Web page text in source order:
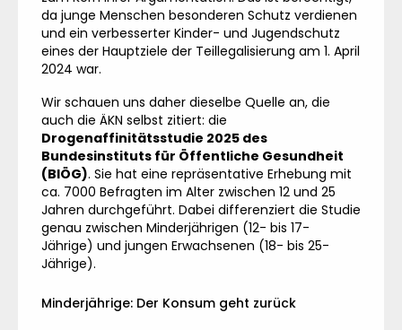
da junge Menschen besonderen Schutz verdienen
und ein verbesserter Kinder- und Jugendschutz
eines der Hauptziele der Teillegalisierung am 1. April
2024 war.
Wir schauen uns daher dieselbe Quelle an, die
auch die ÄKN selbst zitiert: die
Drogenaffinitätsstudie 2025 des
Bundesinstituts für Öffentliche Gesundheit
(BIÖG). Sie hat eine repräsentative Erhebung mit
ca. 7000 Befragten im Alter zwischen 12 und 25
Jahren durchgeführt. Dabei differenziert die Studie
genau zwischen Minderjährigen (12- bis 17-
Jährige) und jungen Erwachsenen (18- bis 25-
Jährige).
Minderjährige: Der Konsum geht zurück